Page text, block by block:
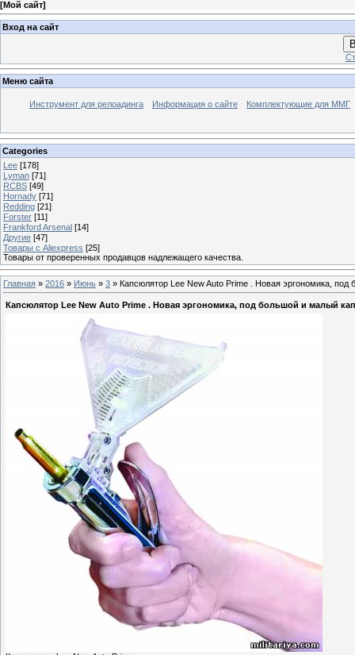
[Мой сайт]
Вход на сайт
Меню сайта
Инструмент для релоадинга Информация о сайте Комплектующие для ММГ
Categories
Lee [178]
Lyman [71]
RCBS [49]
Hornady [71]
Redding [21]
Forster [11]
Frankford Arsenal [14]
Другие [47]
Товары с Aliexpress [25]
Товары от проверенных продавцов надлежащего качества.
Главная » 2016 » Июнь » 3 » Капсюлятор Lee New Auto Prime . Новая эргономика,
Капсюлятор Lee New Auto Prime . Новая эргономика, под большой и малый